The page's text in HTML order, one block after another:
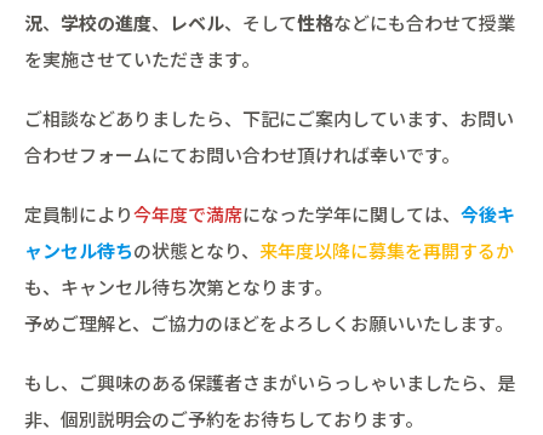
況、 学校の進度、 レベル、そして性格などにも合わせて授業
を実施させていただきます。
ご相談などありましたら、下記にご案内しています、お問い
合わせフォームにてお問い合わせ頂ければ幸いです。
定員制により今年度で満席になった学年に関しては、 今後キ
ャンセル待ちの状態となり、 来年度以降に募集を再開するか
も、キャンセル待ち次第となります。
予めご理解と、ご協力のほどをよろしくお願いいたします。
もし、ご興味のある保護者さまがいらっしゃいましたら、是
非、個別説明会のご予約をお待ちしております。